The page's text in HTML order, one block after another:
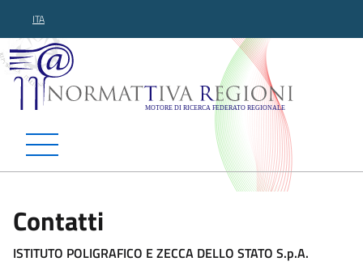
ITA
Normattiva Regioni -
Contatti
ISTITUTO POLIGRAFICO E ZECCA DELLO STATO S.p.A.